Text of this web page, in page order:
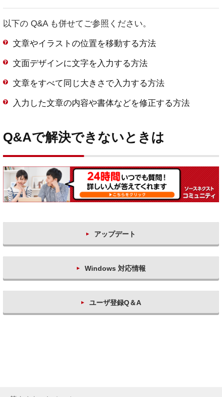
以下の Q&A も併せてご参照ください。
文章やイラストの位置を移動する方法
文面デザインに文字を入力する方法
文章をすべて同じ大きさで入力する方法
入力した文章の内容や書体などを修正する方法
Q&Aで解決できないときは
アップデート
Windows 対応情報
ユーザ登録Q＆A